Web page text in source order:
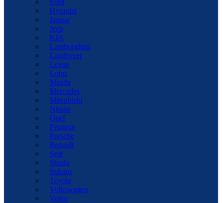
Ford
Hyundai
Jaguar
Jeep
KIA
Lamborghini
Landrover
Lexus
Lotus
Mazda
Mercedes
Mitsubishi
Nissan
Opel
Peugeot
Porsche
Renault
Seat
Skoda
Subaru
Toyota
Volkswagen
Volvo